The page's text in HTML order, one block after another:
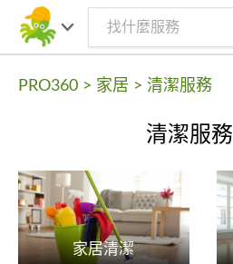
PRO360 > 家居 > 清潔服務
清潔服務
家居清潔